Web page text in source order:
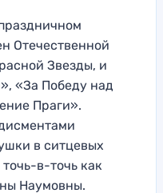
Отечественной
Звезды, и
«За Победу над
Праги».
в ситцевых
в-точь как
Наумовны.